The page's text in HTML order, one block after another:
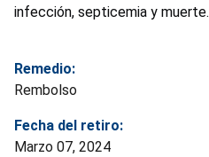
infección, septicemia y muerte.
Remedio:
Rembolso
Fecha del retiro:
Marzo 07, 2024